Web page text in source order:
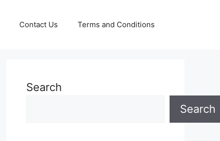
Contact Us Terms and Conditions
Search
Search